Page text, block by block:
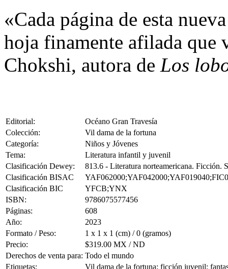
«Cada página de esta
hoja finamente afilada que
Chokshi, autora de Los
Editorial:
Océano Gran Travesía
Colección:
Vil dama de la fortuna
Categoría:
Niños y Jóvenes
Tema:
Literatura infantil y juvenil
Clasificación Dewey:
813.6 - Literatura norteamericana. Ficción.
Clasificación BISAC
Clasificación BIC
YFCB;YNX
ISBN:
9786075577456
Páginas:
608
Año:
2023
Formato / Peso:
1 x 1 x 1 (cm) / 0 (gramos)
Precio:
$319.00 MX / ND
Derechos de venta para: Todo el mundo
Etiquetas:
Vil dama de la fortuna; ficción juvenil;